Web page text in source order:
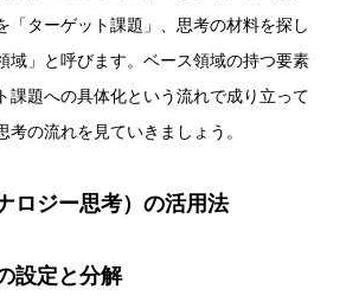
「ターゲット課題」、思考の材料を探し
域」と呼びます。ベース領域の持つ要素
課題への具体化という流れで成り立って
考の流れを見ていきましょう。
ロジー思考）の活用法
設定と分解